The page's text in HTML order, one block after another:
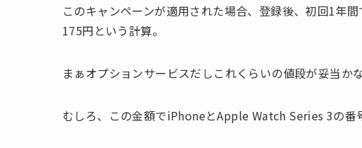
このキャンペーンが適用された場合、登録後、初回1年
175円という計算。
まぁオプションサービスだしこれくらいの値段が妥当かな
むしろ、この金額でiPhoneとApple Watch Series 3の番